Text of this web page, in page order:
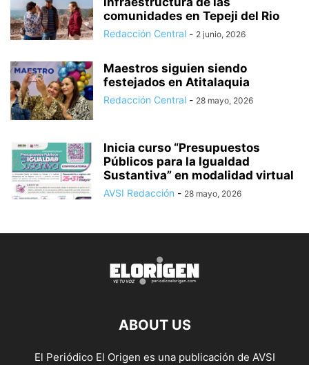
comunidades en Tepeji del Rio
Redacción Central - 2 junio, 2026
Maestros siguien siendo
festejados en Atitalaquia
Redacción Central - 28 mayo, 2026
Inicia curso “Presupuestos
Públicos para la Igualdad
Sustantiva” en modalidad virtual
AVSI Redacción - 28 mayo, 2026
ABOUT US
El Periódico El Origen es una publicación de AVSI